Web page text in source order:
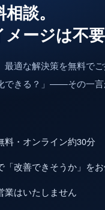
談。
ージは不要
適な解決策を無料でご
できる？」——その一言
料・オンライン約30分
「改善できそうか」を
業はいたしません